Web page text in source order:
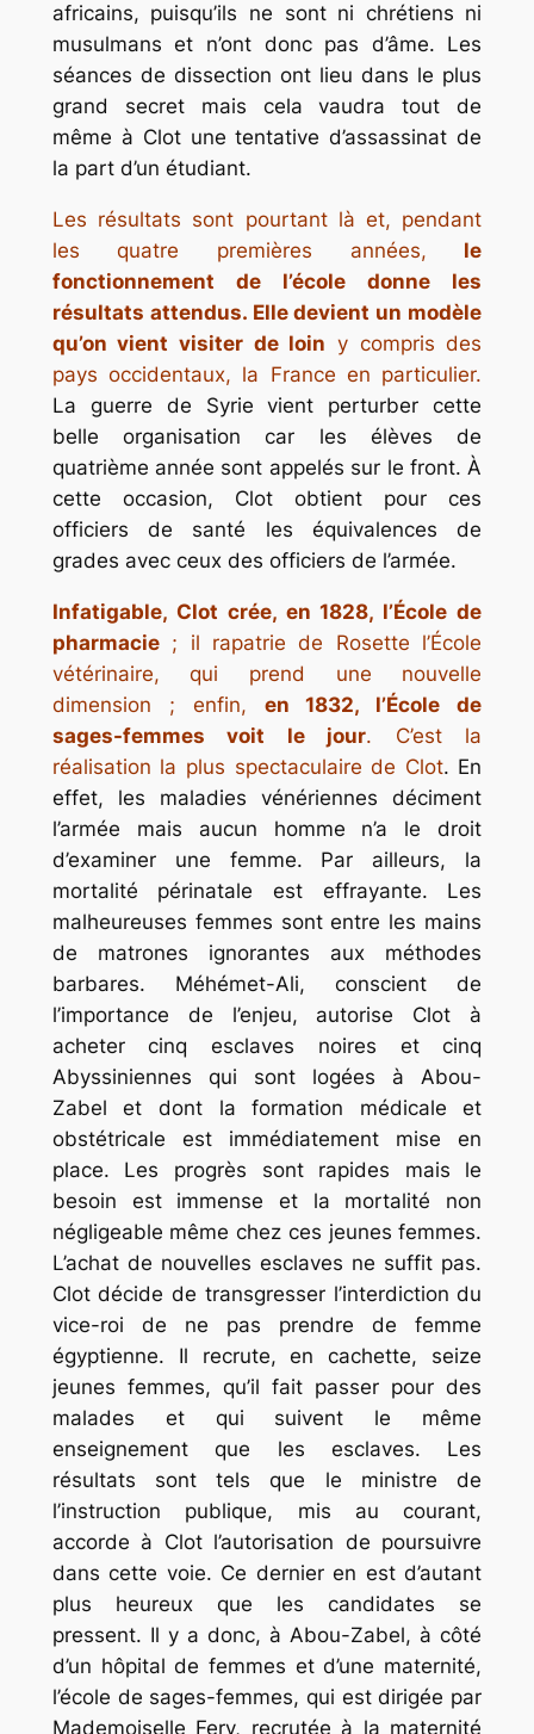
africains, puisqu’ils ne sont ni chrétiens ni
musulmans et n’ont donc pas d’âme. Les
séances de dissection ont lieu dans le plus
grand secret mais cela vaudra tout de
même à Clot une tentative d’assassinat de
la part d’un étudiant.
Les résultats sont pourtant là et, pendant
les quatre premières années, le
fonctionnement de l’école donne les
résultats attendus. Elle devient un modèle
qu’on vient visiter de loin y compris des
pays occidentaux, la France en particulier.
La guerre de Syrie vient perturber cette
belle organisation car les élèves de
quatrième année sont appelés sur le front. À
cette occasion, Clot obtient pour ces
officiers de santé les équivalences de
grades avec ceux des officiers de l’armée.
Infatigable, Clot crée, en 1828, l’École de
pharmacie ; il rapatrie de Rosette l’École
vétérinaire, qui prend une nouvelle
dimension ; enfin, en 1832, l’École de
sages-femmes voit le jour. C’est la
réalisation la plus spectaculaire de Clot. En
effet, les maladies vénériennes déciment
l’armée mais aucun homme n’a le droit
d’examiner une femme. Par ailleurs, la
mortalité périnatale est effrayante. Les
malheureuses femmes sont entre les mains
de matrones ignorantes aux méthodes
barbares. Méhémet-Ali, conscient de
l’importance de l’enjeu, autorise Clot à
acheter cinq esclaves noires et cinq
Abyssiniennes qui sont logées à Abou-
Zabel et dont la formation médicale et
obstétricale est immédiatement mise en
place. Les progrès sont rapides mais le
besoin est immense et la mortalité non
négligeable même chez ces jeunes femmes.
L’achat de nouvelles esclaves ne suffit pas.
Clot décide de transgresser l’interdiction du
vice-roi de ne pas prendre de femme
égyptienne. Il recrute, en cachette, seize
jeunes femmes, qu’il fait passer pour des
malades et qui suivent le même
enseignement que les esclaves. Les
résultats sont tels que le ministre de
l’instruction publique, mis au courant,
accorde à Clot l’autorisation de poursuivre
dans cette voie. Ce dernier en est d’autant
plus heureux que les candidates se
pressent. Il y a donc, à Abou-Zabel, à côté
d’un hôpital de femmes et d’une maternité,
l’école de sages-femmes, qui est dirigée par
Mademoiselle Fery, recrutée à la maternité